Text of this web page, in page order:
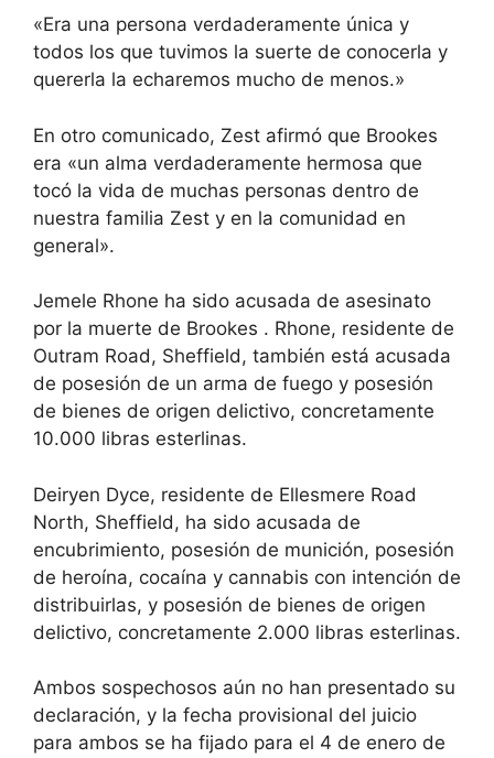
«Era una persona verdaderamente única y
todos los que tuvimos la suerte de conocerla y
quererla la echaremos mucho de menos.»
En otro comunicado, Zest afirmó que Brookes
era «un alma verdaderamente hermosa que
tocó la vida de muchas personas dentro de
nuestra familia Zest y en la comunidad en
general».
Jemele Rhone ha sido acusada de asesinato
por la muerte de Brookes . Rhone, residente de
Outram Road, Sheffield, también está acusada
de posesión de un arma de fuego y posesión
de bienes de origen delictivo, concretamente
10.000 libras esterlinas.
Deiryen Dyce, residente de Ellesmere Road
North, Sheffield, ha sido acusada de
encubrimiento, posesión de munición, posesión
de heroína, cocaína y cannabis con intención de
distribuirlas, y posesión de bienes de origen
delictivo, concretamente 2.000 libras esterlinas.
Ambos sospechosos aún no han presentado su
declaración, y la fecha provisional del juicio
para ambos se ha fijado para el 4 de enero de